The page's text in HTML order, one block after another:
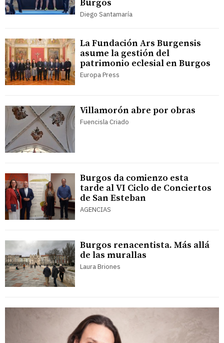
Burgos
Diego Santamaría
La Fundación Ars Burgensis
asume la gestión del
patrimonio eclesial en Burgos
Europa Press
Villamorón abre por obras
Fuencisla Criado
Burgos da comienzo esta
tarde al VI Ciclo de Conciertos
de San Esteban
AGENCIAS
Burgos renacentista. Más allá
de las murallas
Laura Briones